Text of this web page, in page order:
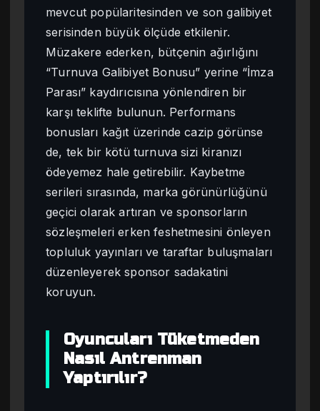
mevcut popülaritesinden ve son galibiyet
serisinden büyük ölçüde etkilenir.
Müzakere ederken, bütçenin ağırlığını
“Turnuva Galibiyet Bonusu” yerine “İmza
Parası” kaydırıcısına yönlendiren bir
karşı teklifte bulunun. Performans
bonusları kağıt üzerinde cazip görünse
de, tek bir kötü turnuva sizi kiranızı
ödeyemez hale getirebilir. Kaybetme
serileri sırasında, marka görünürlüğünü
geçici olarak artıran ve sponsorların
sözleşmeleri erken feshetmesini önleyen
topluluk yayınları ve taraftar buluşmaları
düzenleyerek sponsor sadakatini
koruyun.
Oyuncuları Tüketmeden
Nasıl Antrenman
Yaptırılır?